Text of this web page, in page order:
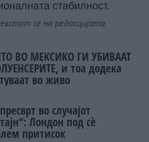
стабилност.
се на редакцијата
ВО МЕКСИКО ГИ УБИВААТ
и тоа додека
во живо
во случајот
Лондон под сè
притисок